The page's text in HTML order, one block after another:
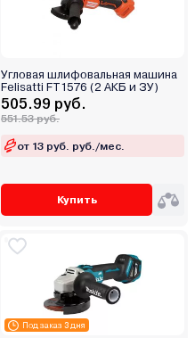
Угловая шлифовальная машина
Felisatti FT1576 (2 АКБ и ЗУ)
505.99 руб.
551.53 руб.
от 13 руб. руб./мес.
Купить
Под заказ 3 дня